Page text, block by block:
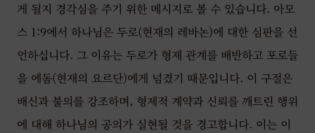
게 될지 경각심을 주기 위한 메시지로 볼 수 있습니다. 아모
스 1:9에서 하나님은 두로(현재의 레바논)에 대한 심판을 선
언하십니다. 그 이유는 두로가 형제 관계를 배반하고 포로들
을 에돔(현재의 요르단)에게 넘겼기 때문입니다. 이 구절은
배신과 불의를 강조하며, 형제적 계약과 신뢰를 깨트린 행위
에 대해 하나님의 공의가 실현될 것을 경고합니다. 이는 이